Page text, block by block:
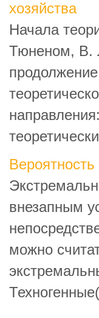
хозяйства
Начала
Тюненом, В.
внезапным
можно